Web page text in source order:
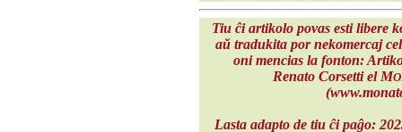
Tiu ĉi artikolo povas esti libere
aŭ tradukita por nekomercaj
oni mencias la fonton:
Renato Corsetti el M
Lasta adapto de tiu ĉi paĝo: